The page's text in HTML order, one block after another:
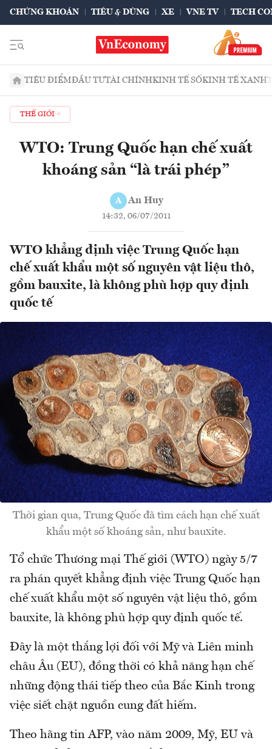
CHỨNG KHOÁN TIÊU & DÙNG XE VNE TV TECH
TIÊU ĐIỂMĐẦU TƯTÀI CHÍNHKINH TẾ SỐKINH TẾ XANH
THẾ GIỚI
WTO: Trung Quốc hạn chế xuất
khoáng sản “là trái phép”
A An Huy
14:32, 06/07/2011
WTO khẳng định việc Trung Quốc hạn
chế xuất khẩu một số nguyên vật liệu thô,
gồm bauxite, là không phù hợp quy định
quốc tế
Thời gian qua, Trung Quốc đã tìm cách hạn chế xuất
khẩu một số khoáng sản, như bauxite.
Tổ chức Thương mại Thế giới (WTO) ngày 5/7
ra phán quyết khẳng định việc Trung Quốc hạn
chế xuất khẩu một số nguyên vật liệu thô, gồm
bauxite, là không phù hợp quy định quốc tế.
Đây là một thắng lợi đối với Mỹ và Liên minh
châu Âu (EU), đồng thời có khả năng hạn chế
những động thái tiếp theo của Bắc Kinh trong
việc siết chặt nguồn cung đất hiếm.
Theo hãng tin AFP, vào năm 2009, Mỹ, EU và